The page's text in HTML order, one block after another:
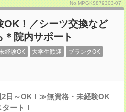
No.MPGKS879303-07
OK！／シーツ交換など
院内サポート
経験OK 大学生歓迎 ブランクOK
日～OK！≫無資格・未経験OK
ート！